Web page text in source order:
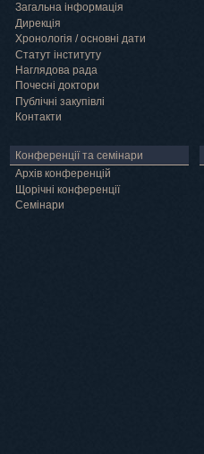
Загальна інформація
Дирекція
Хронологія / основні дати
Статут інституту
Наглядова рада
Почесні доктори
Публічні закупівлі
Контакти
Конференції та семінари
Архів конференцій
Щорічні конференції
Семінари